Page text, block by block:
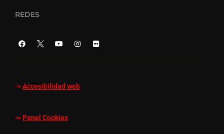
REDES
⇒ Accesibilidad web
⇒ Panel Cookies